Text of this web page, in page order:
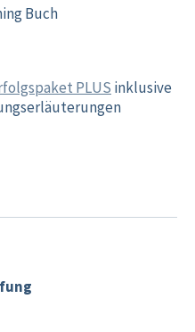
Buch
PLUS inklusive